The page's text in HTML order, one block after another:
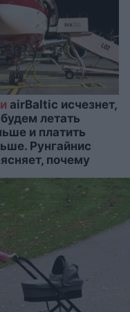
airBaltic исчезнет,
летать
и платить
Рунгайнис
почему